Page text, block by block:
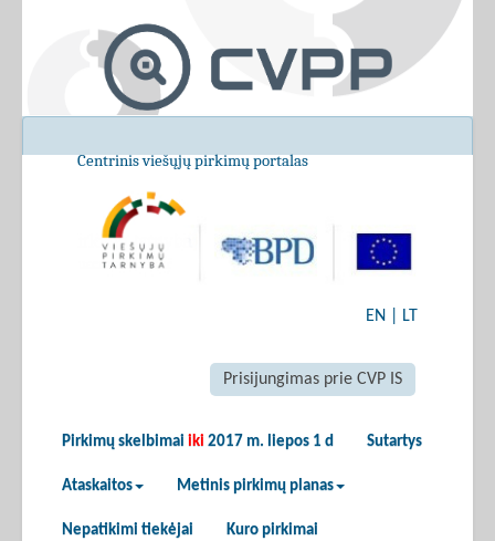
Centrinis viešųjų pirkimų portalas
EN LT
Prisijungimas prie CVP IS
Pirkimų skelbimai iki 2017 m. liepos 1 d Sutartys
Ataskaitos Metinis pirkimų planas
Nepatikimi tiekėjai Kuro pirkimai